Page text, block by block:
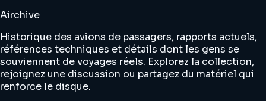
Airchive
Historique des avions de passagers, rapports actuels,
références techniques et détails dont les gens se
souviennent de voyages réels. Explorez la collection,
rejoignez une discussion ou partagez du matériel qui
renforce le disque.